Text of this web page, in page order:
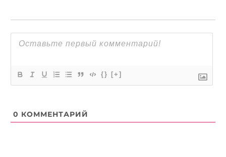
{} [+]
0 КОММЕНТАРИЙ